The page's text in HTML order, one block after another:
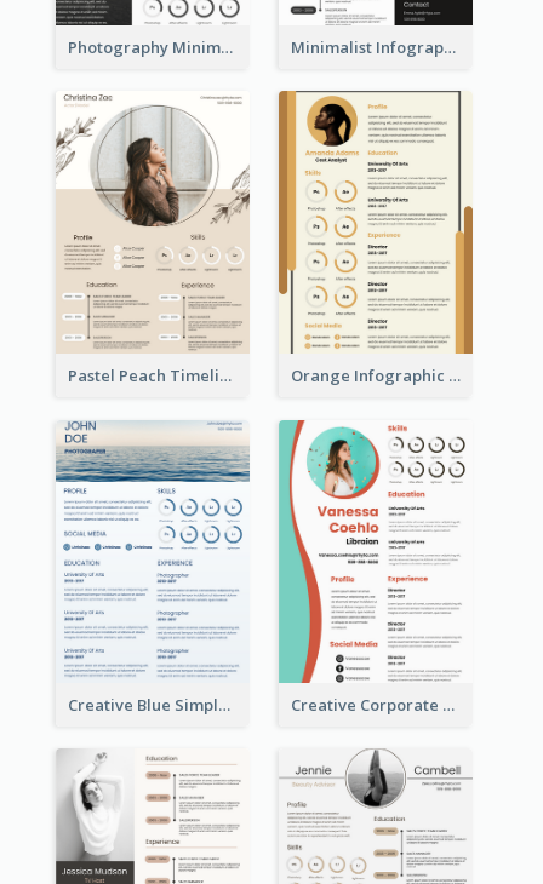
Photography Minimalist Design Resume Minimalist Infographic Resume
Pastel Peach Timeline Resume Orange Infographic Market Analyst Resume
Creative Blue Simple Resume Creative Corporate Teal Resume